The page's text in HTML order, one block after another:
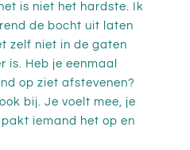
is niet het hardste. Ik
de bocht uit laten
zelf niet in de gaten
is. Heb je eenmaal
op ziet afstevenen?
bij. Je voelt mee, je
iemand het op en